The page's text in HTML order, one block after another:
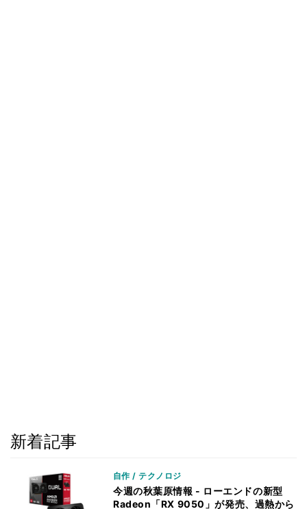
新着記事
自作 / テクノロジ
今週の秋葉原情報 - ローエンドの新型
Radeon「RX 9050」が発売、過熱から